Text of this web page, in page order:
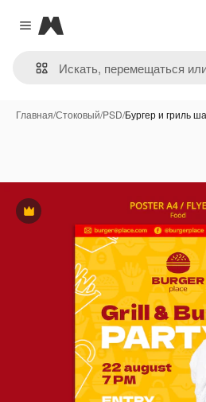
Close menu
Magnific
Главная/Стоковый/PSD/Бургер и гриль
Премиум